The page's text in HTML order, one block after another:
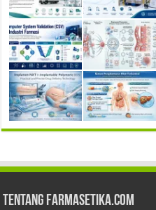
Tentang Farmasetika.com